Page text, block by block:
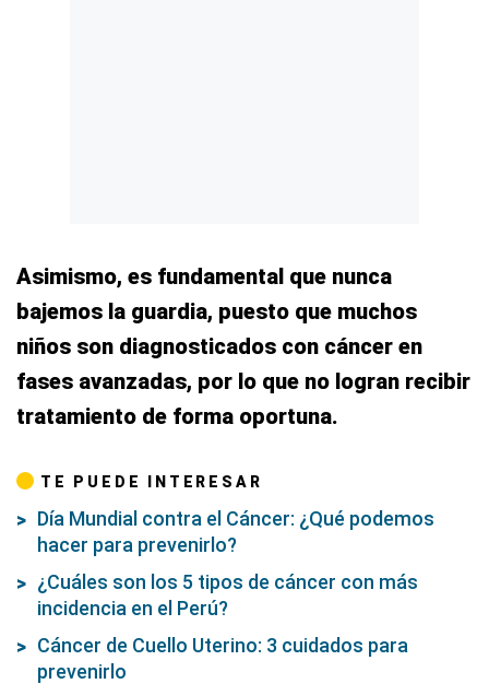
Asimismo, es fundamental que nunca
bajemos la guardia, puesto que muchos
niños son diagnosticados con cáncer en
fases avanzadas, por lo que no logran recibir
tratamiento de forma oportuna.
TE PUEDE INTERESAR
Día Mundial contra el Cáncer: ¿Qué podemos
hacer para prevenirlo?
¿Cuáles son los 5 tipos de cáncer con más
incidencia en el Perú?
Cáncer de Cuello Uterino: 3 cuidados para
prevenirlo